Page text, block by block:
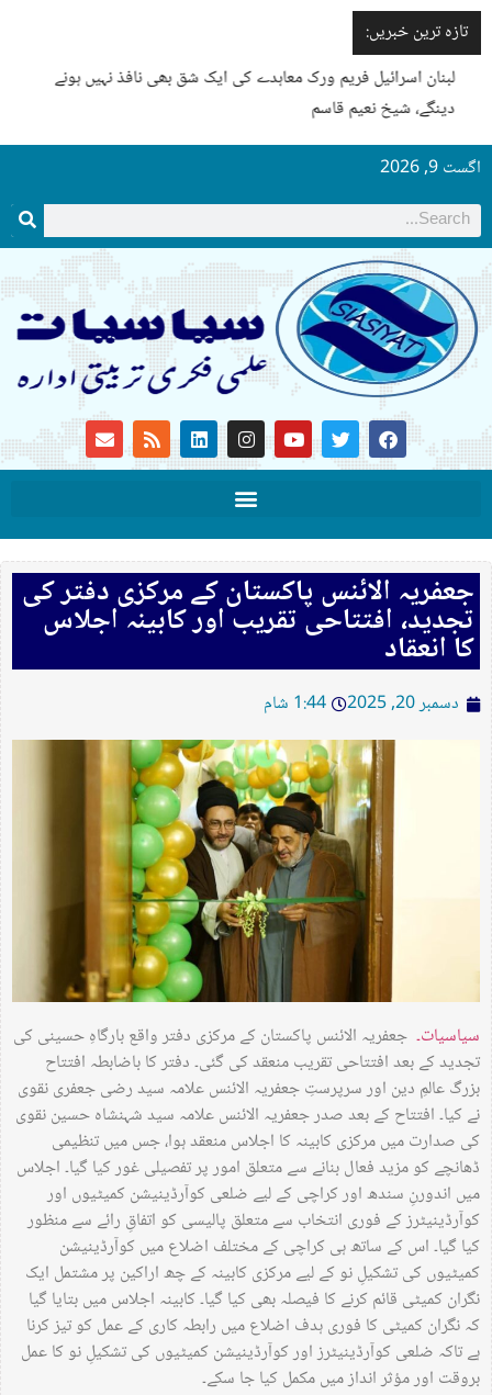
تازہ ترین خبریں:
لبنان اسرائیل فریم ورک معاہدے کی ایک شق بھی نافذ نہیں ہونے
دینگے، شیخ نعیم قاسم
اگست 9, 2026
جعفریہ الائنس پاکستان کے مرکزی دفتر کی
تجدید، افتتاحی تقریب اور کابینہ اجلاس
کا انعقاد
دسمبر 20, 2025 1:44 شام
سیاسیات۔جعفریہ الائنس پاکستان کے مرکزی دفتر واقع بارگاہِ حسینی کی
تجدید کے بعد افتتاحی تقریب منعقد کی گئی۔ دفتر کا باضابطہ افتتاح
بزرگ عالمِ دین اور سرپرستِ جعفریہ الائنس علامہ سید رضی جعفری نقوی
نے کیا۔ افتتاح کے بعد صدر جعفریہ الائنس علامہ سید شہنشاہ حسین نقوی
کی صدارت میں مرکزی کابینہ کا اجلاس منعقد ہوا، جس میں تنظیمی
ڈھانچے کو مزید فعال بنانے سے متعلق امور پر تفصیلی غور کیا گیا۔ اجلاس
میں اندورنِ سندھ اور کراچی کے لیے ضلعی کوآرڈینیشن کمیٹیوں اور
کوآرڈینیٹرز کے فوری انتخاب سے متعلق پالیسی کو اتفاقِ رائے سے منظور
کیا گیا۔ اس کے ساتھ ہی کراچی کے مختلف اضلاع میں کوآرڈینیشن
کمیٹیوں کی تشکیلِ نو کے لیے مرکزی کابینہ کے چھ اراکین پر مشتمل ایک
نگران کمیٹی قائم کرنے کا فیصلہ بھی کیا گیا۔ کابینہ اجلاس میں بتایا گیا
کہ نگران کمیٹی کا فوری ہدف اضلاع میں رابطہ کاری کے عمل کو تیز کرنا
ہے تاکہ ضلعی کوآرڈینیٹرز اور کوآرڈینیشن کمیٹیوں کی تشکیلِ نو کا عمل
بروقت اور مؤثر انداز میں مکمل کیا جا سکے۔